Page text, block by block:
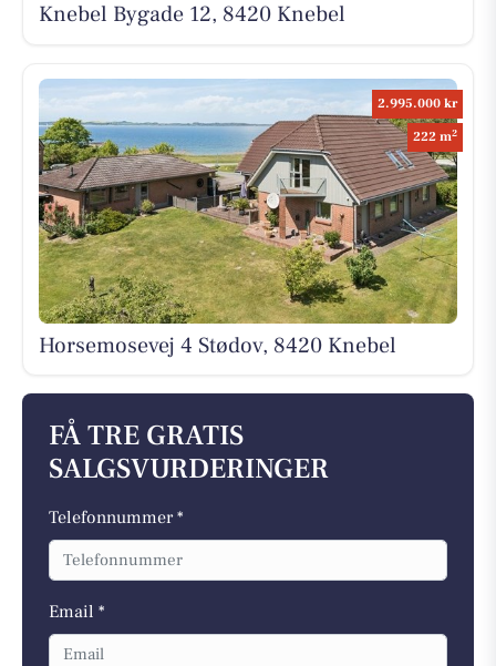
Knebel Bygade 12, 8420 Knebel
2.995.000 kr
222 m2
Horsemosevej 4 Stødov, 8420 Knebel
FÅ TRE GRATIS
SALGSVURDERINGER
Telefonnummer *
Email *